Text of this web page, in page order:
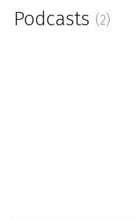
Podcasts (2)